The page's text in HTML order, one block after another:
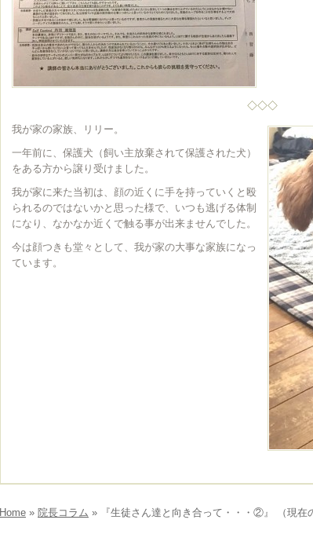
◇◇◇
我が家の家族、リリー。
一年前に、保護犬（飼い主放棄されて保護された犬）
をある方から譲り受けました。
我が家に来た当初は、顔の近くに手を持っていくと殴
られるのではないかと思った様で、いつも逃げる体制
になり、なかなか近くで触る事が出来ませんでした。
今は顔つきも堂々として、我が家の大事な家族になっ
ています。
Home » 院長コラム » 『生徒さん達と向き合って・・・②』 （現在